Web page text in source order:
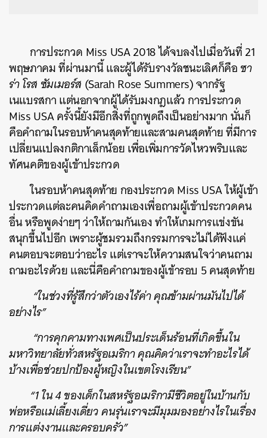
การประกวด Miss USA 2018 ได้จบลงไปเมื่อวันที่ 21
พฤษภาคม ที่ผ่านมานี้ และผู้ได้รับรางวัลชนะเลิศก็คือซา
ร่า โรส ซัมเมอร์ส (Sarah Rose Summers) จากรัฐ
เนแบรสกา แต่นอกจากผู้ได้รับมงกฎแล้ว การประกวด
Miss USA ครั้งนี้ยังมีอีกสิ่งที่ถูกพูดถึงเป็นอย่างมาก นั่นก็
คือคำถามในรอบห้าคนสุดท้ายและสามคนสุดท้าย ที่มีการ
เปลี่ยนแปลงกติกาเล็กน้อย เพื่อเพิ่มการวัดไหวพริบและ
ทัศนคติของผู้เข้าประกวด
ในรอบห้าคนสุดท้าย กองประกวด Miss USA ให้ผู้เข้า
ประกวดแต่ละคนคิดคำถามเองเพื่อถามผู้เข้าประกวดคน
อื่น หรือพูดง่ายๆ ว่าให้ถามกันเอง ทำให้เกมการแข่งขัน
สนุกขึ้นไปอีก เพราะผู้ชมรวมถึงกรรมการจะไม่ได้ฟังแค่
คนตอบจะตอบว่าอะไร แต่เราจะให้ความสนใจว่าคนถาม
ถามอะไรด้วย และนี่คือคำถามของผู้เข้ารอบ 5 คนสุดท้าย
“ในช่วงที่รู้สึกว่าตัวเองไร้ค่า คุณข้ามผ่านมันไปได้
อย่างไร”
“การคุกคามทางเพศเป็นประเด็นร้อนที่เกิดขึ้นใน
มหาวิทยาลัยทั่วสหรัฐอเมริกา คุณคิดว่าเราจะทำอะไรได้
บ้างเพื่อช่วยปกป้องผู้หญิงในเขตโรงเรียน”
“1 ใน 4 ของเด็กในสหรัฐอเมริกามีชีวิตอยู่ในบ้านกับ
พ่อหรือแม่เลี้ยงเดี่ยว คนรุ่นเราจะมีมุมมองอย่างไรในเรื่อง
การแต่งงานและครอบครัว”